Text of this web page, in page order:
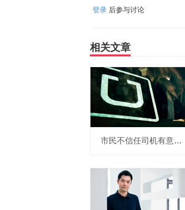
登录 后参与讨论
相关文章
市民不信任司机有意见，Uber的匹兹堡自动驾驶路试难度不小，路况也来捣乱